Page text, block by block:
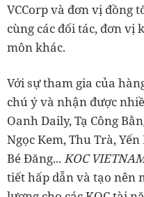
VCCorp và đơn vị đồng
cùng các đối tác, đơn vị
môn khác.
Với sự tham gia của
chú ý và nhận được
Oanh Daily, Tạ Công
Ngọc Kem, Thu Trà,
Bé Đăng... KOC
tiết hấp dẫn và tạo nên